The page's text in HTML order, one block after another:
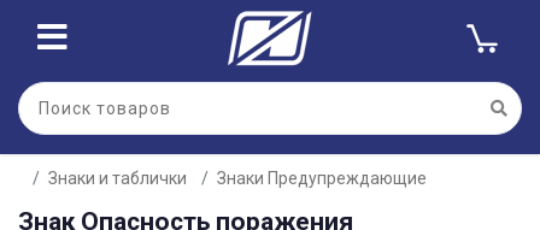
Знаки и таблички Знаки Предупреждающие
Знак Опасность поражения
Для клиентов всех банков
Разбейте